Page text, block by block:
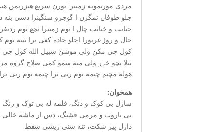
مردی موریمونه زمینرا بورن سریع هیزریمن
جلو طوفان نمگرن ا گوجرو سنگینرا دسی
جنایت و خیانت چال ا نوم زمینرا نچع نوم
حال و روژ غریورا اجلو جاده کفی برا نینه نوم
کول چی مکن ولی موشن سبیل الله کول چی
بیلا بچو خزر ولی منه بینمو کمی صلاح
هوله مچیم چیمه نوم ریی ترا چیمه نوم ریی
همخوان:
سازل بی کوک و دنگ، قلمه له بی توک و رنگ
بی باروت و مرمی فشنگ، دس ار ماشه خالی
دارل پیر شکت، تنه ستی ریشی سقط